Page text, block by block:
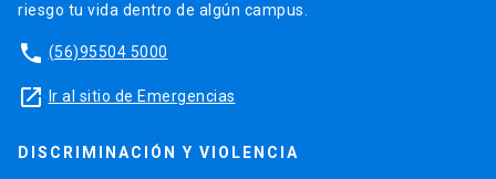
riesgo tu vida dentro de algún campus.
phone (56)95504 5000
launch Ir al sitio de Emergencias
DISCRIMINACIÓN Y VIOLENCIA